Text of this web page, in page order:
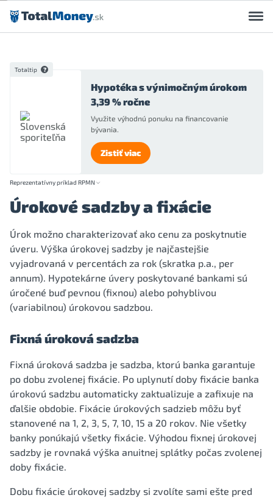
Preskočiť na obsah
Totaltip
Hypotéka s výnimočným úrokom
3,39 % ročne
Využite výhodnú ponuku na financovanie
bývania.
Zistiť viac
Reprezentatívny príklad RPMN
Úrokové sadzby a fixácie
Úrok možno charakterizovať ako cenu za poskytnutie
úveru. Výška úrokovej sadzby je najčastejšie
vyjadrovaná v percentách za rok (skratka p.a., per
annum). Hypotekárne úvery poskytované bankami sú
úročené buď pevnou (fixnou) alebo pohyblivou
(variabilnou) úrokovou sadzbou.
Fixná úroková sadzba
Fixná úroková sadzba je sadzba, ktorú banka garantuje
po dobu zvolenej fixácie. Po uplynutí doby fixácie banka
úrokovú sadzbu automaticky zaktualizuje a zafixuje na
ďalšie obdobie. Fixácie úrokových sadzieb môžu byť
stanovené na 1, 2, 3, 5, 7, 10, 15 a 20 rokov. Nie všetky
banky ponúkajú všetky fixácie. Výhodou fixnej úrokovej
sadzby je rovnaká výška anuitnej splátky počas zvolenej
doby fixácie.
Dobu fixácie úrokovej sadzby si zvolíte sami ešte pred